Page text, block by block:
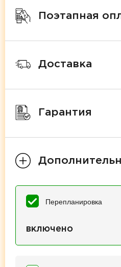
Поэтапная
Доставка
Гарантия
Перепланировка
включено